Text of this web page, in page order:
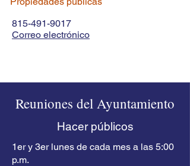
815-491-9017
Correo electrónico
Reuniones del Ayuntamiento
Hacer públicos
1er y 3er lunes de cada mes a las 5:00
p.m.